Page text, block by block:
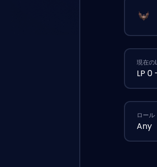
現在の
LP 0
ロール
Any